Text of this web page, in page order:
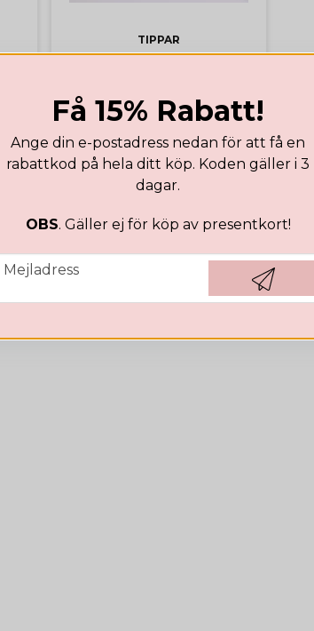
TIPPAR
159,29 DKK 79,31 DKK
KÖP
Få 15% Rabatt!
Ange din e-postadress nedan för att få en
rabattkod på hela ditt köp. Koden gäller i 3
dagar.
OBS. Gäller ej för köp av presentkort!
email
Mejladress
Hämta kod